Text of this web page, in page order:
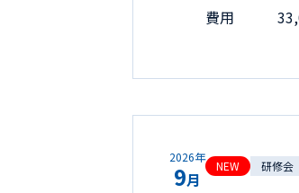
費用
2026年
9月
NEW 研修会